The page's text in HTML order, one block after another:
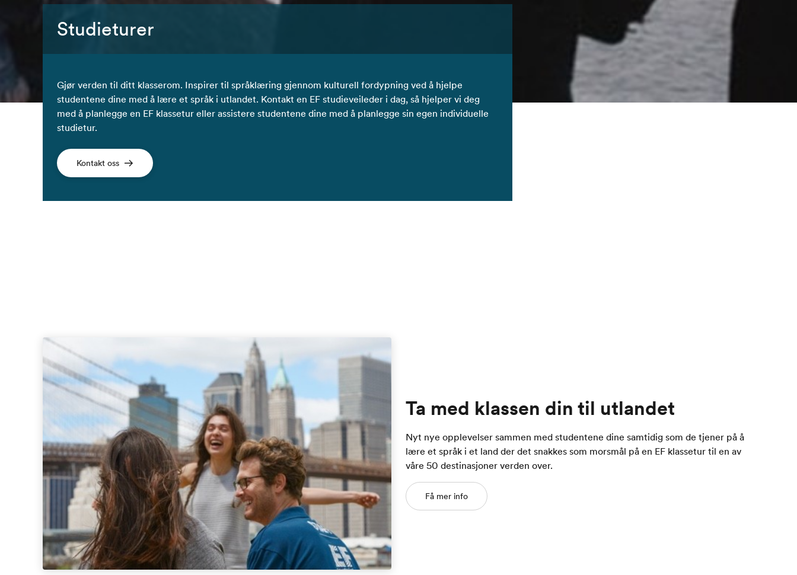
Studieturer
Gjør verden til ditt klasserom. Inspirer til språklæring gjennom kulturell fordypning ved å hjelpe
studentene dine med å lære et språk i utlandet. Kontakt en EF studieveileder i dag, så hjelper vi deg
med å planlegge en EF klassetur eller assistere studentene dine med å planlegge sin egen individuelle
studietur.
Kontakt oss
Ta med klassen din til utlandet
Nyt nye opplevelser sammen med studentene dine samtidig som de tjener på å
lære et språk i et land der det snakkes som morsmål på en EF klassetur til en av
våre 50 destinasjoner verden over.
Få mer info